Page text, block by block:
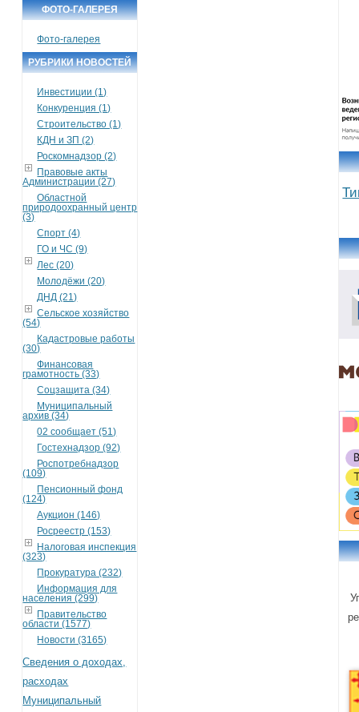
ФОТО-ГАЛЕРЕЯ
Фото-галерея
РУБРИКИ НОВОСТЕЙ
Инвестиции (1)
Конкуренция (1)
Строительство (1)
КДН и ЗП (2)
Роскомнадзор (2)
Правовые акты
Администрации (27)
Областной
природоохранный центр
(3)
Спорт (4)
ГО и ЧС (9)
Лес (20)
Молодёжи (20)
ДНД (21)
Сельское хозяйство
(54)
Кадастровые работы
(30)
Финансовая
грамотность (33)
Соцзащита (34)
Муниципальный
архив (34)
02 сообщает (51)
Гостехнадзор (92)
Роспотребнадзор
(109)
Пенсионный фонд
(124)
Аукцион (146)
Росреестр (153)
Налоговая инспекция
(323)
Прокуратура (232)
Информация для
населения (299)
Правительство
области (1577)
Новости (3165)
Сведения о доходах,
расходах
Муниципальный